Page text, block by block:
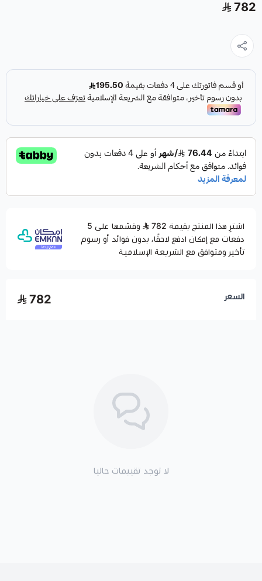
782
اشترِ هذا المنتج بقيمة 782
وقسّمها على 5
دفعات مع إمكان ادفع لاحقًا، بدون فوائد أو رسوم
تأخير ومتوافق مع الشريعة الإسلامية
السعر 782
لا توجد تقييمات حاليا